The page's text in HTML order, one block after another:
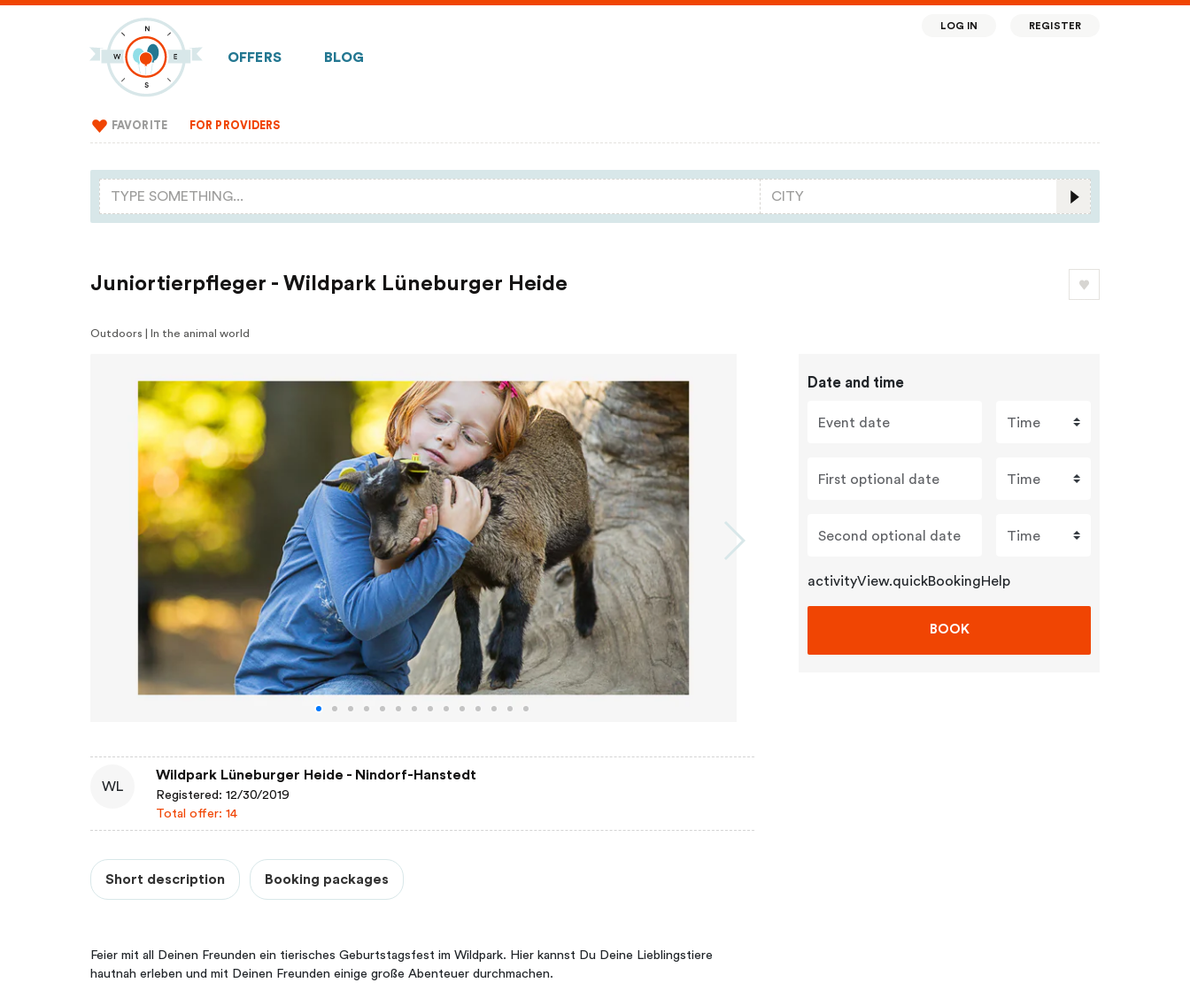
OFFERS BLOG
LOG IN REGISTER
FAVORITE FOR PROVIDERS
Juniortierpfleger - Wildpark Lüneburger Heide
Outdoors | In the animal world
WL
Wildpark Lüneburger Heide - Nindorf-Hanstedt
Registered: 12/30/2019
Total offer: 14
Short description Booking packages
Feier mit all Deinen Freunden ein tierisches Geburtstagsfest im Wildpark. Hier kannst Du Deine Lieblingstiere
hautnah erleben und mit Deinen Freunden einige große Abenteuer durchmachen.
Date and time
Event date Time
First optional date Time
Second optional date Time
activityView.quickBookingHelp
BOOK